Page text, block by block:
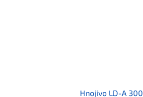
Hnojivo LD-A 300